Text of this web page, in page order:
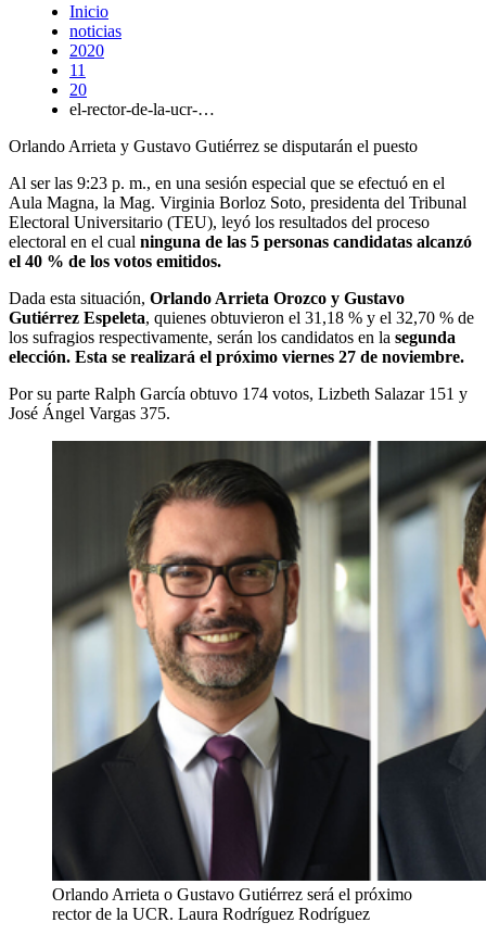
Inicio
noticias
2020
11
20
el-rector-de-la-ucr-…
Orlando Arrieta y Gustavo Gutiérrez se disputarán el puesto
Al ser las 9:23 p. m., en una sesión especial que se efectuó en el
Aula Magna, la Mag. Virginia Borloz Soto, presidenta del Tribunal
Electoral Universitario (TEU), leyó los resultados del proceso
electoral en el cual ninguna de las 5 personas candidatas alcanzó
el 40 % de los votos emitidos.
Dada esta situación, Orlando Arrieta Orozco y Gustavo
Gutiérrez Espeleta, quienes obtuvieron el 31,18 % y el 32,70 % de
los sufragios respectivamente, serán los candidatos en la segunda
elección. Esta se realizará el próximo viernes 27 de noviembre.
Por su parte Ralph García obtuvo 174 votos, Lizbeth Salazar 151 y
José Ángel Vargas 375.
Orlando Arrieta o Gustavo Gutiérrez será el próximo
rector de la UCR. Laura Rodríguez Rodríguez